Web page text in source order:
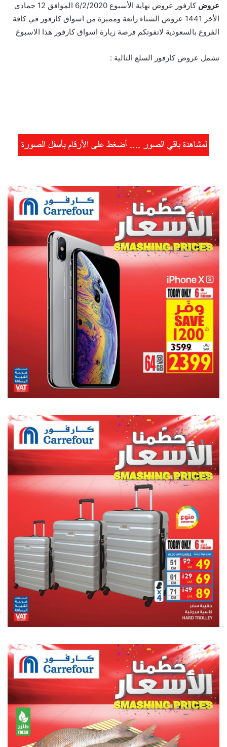
عروض
كارفور عروض نهاية الأسبوع 6/2/2020 الموافق 12 جمادى
الأخر 1441 عروض الشتاء رائعة ومميزة من اسواق كارفور في كافة
الفروع بالسعودية لاتفوتكم فرصة زيارة اسواق كارفور هذا الاسبوع
تشمل عروض كارفور السلع التالية :